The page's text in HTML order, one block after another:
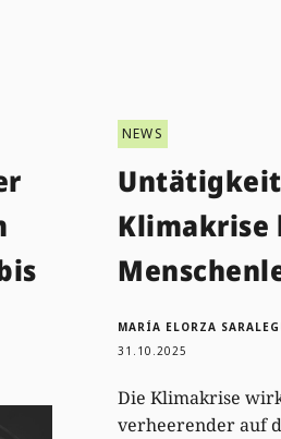
NEWS
Klimakrise
MARÍA ELORZA
31.10.2025
Die Klimakrise
verheerender auf